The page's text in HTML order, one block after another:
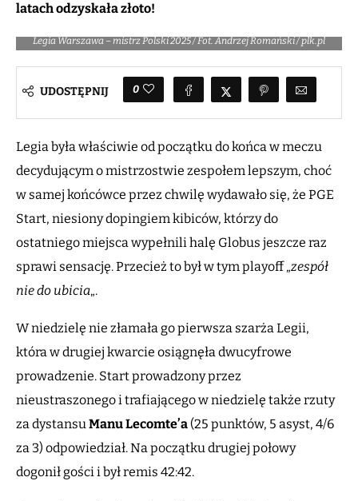
latach odzyskała złoto!
Legia Warszawa – mistrz Polski 2025 / Fot. Andrzej Romański / plk.pl
UDOSTĘPNIJ 0
Legia była właściwie od początku do końca w meczu
decydującym o mistrzostwie zespołem lepszym, choć
w samej końcówce przez chwilę wydawało się, że PGE
Start, niesiony dopingiem kibiców, którzy do
ostatniego miejsca wypełnili halę Globus jeszcze raz
sprawi sensację. Przecież to był w tym playoff „zespół
nie do ubicia„.
W niedzielę nie złamała go pierwsza szarża Legii,
która w drugiej kwarcie osiągnęła dwucyfrowe
prowadzenie. Start prowadzony przez
nieustraszonego i trafiającego w niedzielę także rzuty
za dystansuManuLecomte’a (25 punktów, 5 asyst, 4/6
za 3) odpowiedział. Na początku drugiej połowy
dogonił gości i był remis 42:42.